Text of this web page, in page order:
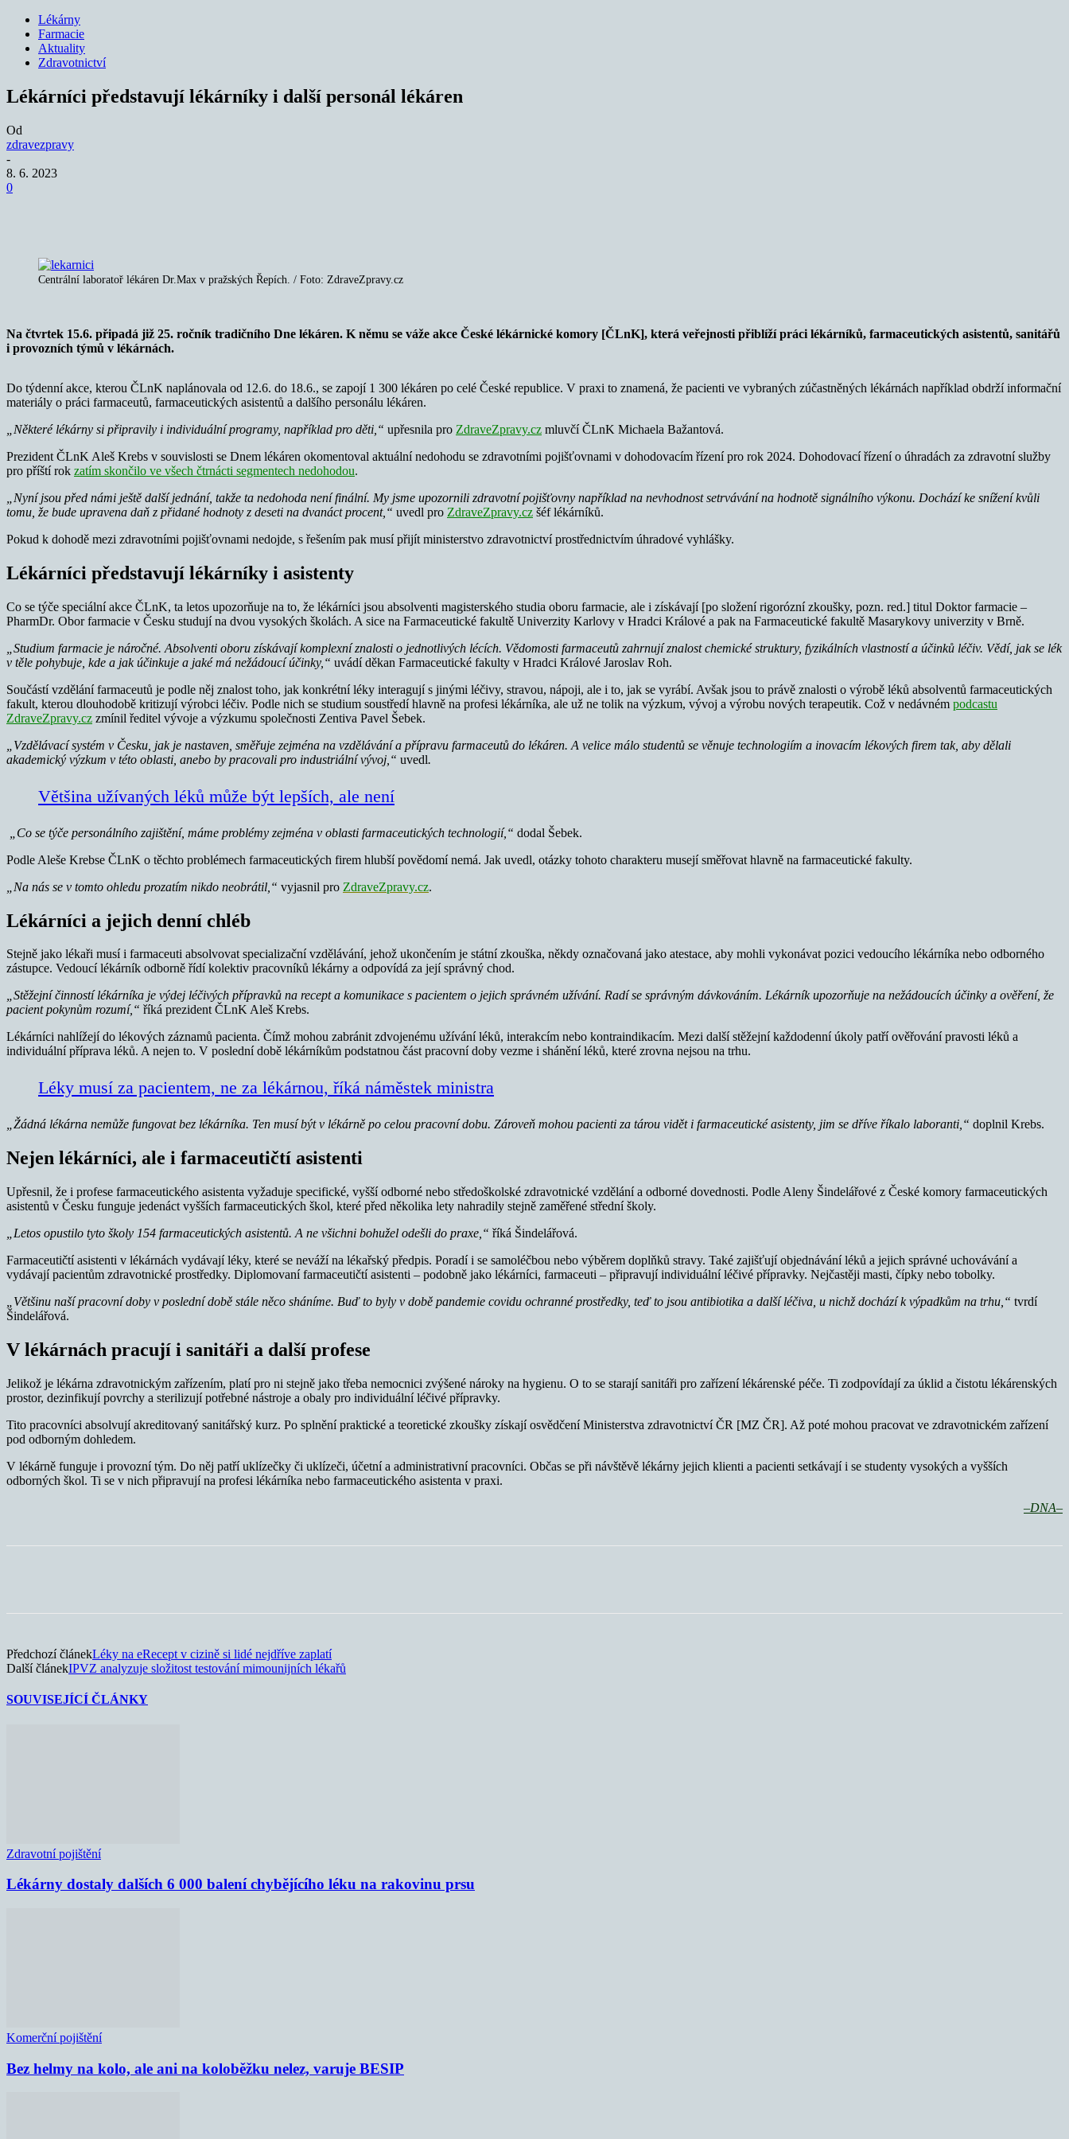
Lékárny
Farmacie
Aktuality
Zdravotnictví
Lékárníci představují lékárníky i další personál lékáren
Od
zdravezpravy
-
8. 6. 2023
0
Centrální laboratoř lékáren Dr.Max v pražských Řepích. / Foto: ZdraveZpravy.cz
Na čtvrtek 15.6. připadá již 25. ročník tradičního Dne lékáren. K němu se váže akce České lékárnické komory [ČLnK], která veřejnosti přiblíží práci lékárníků, farmaceutických asistentů, sanitářů
i provozních týmů v lékárnách.
Do týdenní akce, kterou ČLnK naplánovala od 12.6. do 18.6., se zapojí 1 300 lékáren po celé České republice. V praxi to znamená, že pacienti ve vybraných zúčastněných lékárnách například obdrží informační
materiály o práci farmaceutů, farmaceutických asistentů a dalšího personálu lékáren.
„Některé lékárny si připravily i individuální programy, například pro děti,“ upřesnila pro ZdraveZpravy.cz mluvčí ČLnK Michaela Bažantová.
Prezident ČLnK Aleš Krebs v souvislosti se Dnem lékáren okomentoval aktuální nedohodu se zdravotními pojišťovnami v dohodovacím řízení pro rok 2024. Dohodovací řízení o úhradách za zdravotní služby
pro příští rok zatím skončilo ve všech čtrnácti segmentech nedohodou.
„Nyní jsou před námi ještě další jednání, takže ta nedohoda není finální. My jsme upozornili zdravotní pojišťovny například na nevhodnost setrvávání na hodnotě signálního výkonu. Dochází ke snížení kvůli
tomu, že bude upravena daň z přidané hodnoty z deseti na dvanáct procent,“ uvedl pro ZdraveZpravy.cz šéf lékárníků.
Pokud k dohodě mezi zdravotními pojišťovnami nedojde, s řešením pak musí přijít ministerstvo zdravotnictví prostřednictvím úhradové vyhlášky.
Lékárníci představují lékárníky i asistenty
Co se týče speciální akce ČLnK, ta letos upozorňuje na to, že lékárníci jsou absolventi magisterského studia oboru farmacie, ale i získávají [po složení rigorózní zkoušky, pozn. red.] titul Doktor farmacie –
PharmDr. Obor farmacie v Česku studují na dvou vysokých školách. A sice na Farmaceutické fakultě Univerzity Karlovy v Hradci Králové a pak na Farmaceutické fakultě Masarykovy univerzity v Brně.
„Studium farmacie je náročné. Absolventi oboru získávají komplexní znalosti o jednotlivých lécích. Vědomosti farmaceutů zahrnují znalost chemické struktury, fyzikálních vlastností a účinků léčiv. Vědí, jak se lék
v těle pohybuje, kde a jak účinkuje a jaké má nežádoucí účinky,“ uvádí děkan Farmaceutické fakulty v Hradci Králové Jaroslav Roh.
Součástí vzdělání farmaceutů je podle něj znalost toho, jak konkrétní léky interagují s jinými léčivy, stravou, nápoji, ale i to, jak se vyrábí. Avšak jsou to právě znalosti o výrobě léků absolventů farmaceutických
fakult, kterou dlouhodobě kritizují výrobci léčiv. Podle nich se studium soustředí hlavně na profesi lékárníka, ale už ne tolik na výzkum, vývoj a výrobu nových terapeutik. Což v nedávném podcastu
ZdraveZpravy.cz zmínil ředitel vývoje a výzkumu společnosti Zentiva Pavel Šebek.
„Vzdělávací systém v Česku, jak je nastaven, směřuje zejména na vzdělávání a přípravu farmaceutů do lékáren. A velice málo studentů se věnuje technologiím a inovacím lékových firem tak, aby dělali
akademický výzkum v této oblasti, anebo by pracovali pro industriální vývoj,“ uvedl.
Většina užívaných léků může být lepších, ale není
„Co se týče personálního zajištění, máme problémy zejména v oblasti farmaceutických technologií,“ dodal Šebek.
Podle Aleše Krebse ČLnK o těchto problémech farmaceutických firem hlubší povědomí nemá. Jak uvedl, otázky tohoto charakteru musejí směřovat hlavně na farmaceutické fakulty.
„Na nás se v tomto ohledu prozatím nikdo neobrátil,“ vyjasnil pro ZdraveZpravy.cz.
Lékárníci a jejich denní chléb
Stejně jako lékaři musí i farmaceuti absolvovat specializační vzdělávání, jehož ukončením je státní zkouška, někdy označovaná jako atestace, aby mohli vykonávat pozici vedoucího lékárníka nebo odborného
zástupce. Vedoucí lékárník odborně řídí kolektiv pracovníků lékárny a odpovídá za její správný chod.
„Stěžejní činností lékárníka je výdej léčivých přípravků na recept a komunikace s pacientem o jejich správném užívání. Radí se správným dávkováním. Lékárník upozorňuje na nežádoucích účinky a ověření, že
pacient pokynům rozumí,“ říká prezident ČLnK Aleš Krebs.
Lékárníci nahlížejí do lékových záznamů pacienta. Čímž mohou zabránit zdvojenému užívání léků, interakcím nebo kontraindikacím. Mezi další stěžejní každodenní úkoly patří ověřování pravosti léků a
individuální příprava léků. A nejen to. V poslední době lékárníkům podstatnou část pracovní doby vezme i shánění léků, které zrovna nejsou na trhu.
Léky musí za pacientem, ne za lékárnou, říká náměstek ministra
„Žádná lékárna nemůže fungovat bez lékárníka. Ten musí být v lékárně po celou pracovní dobu. Zároveň mohou pacienti za tárou vidět i farmaceutické asistenty, jim se dříve říkalo laboranti,“ doplnil Krebs.
Nejen lékárníci, ale i farmaceutičtí asistenti
Upřesnil, že i profese farmaceutického asistenta vyžaduje specifické, vyšší odborné nebo středoškolské zdravotnické vzdělání a odborné dovednosti. Podle Aleny Šindelářové z České komory farmaceutických
asistentů v Česku funguje jedenáct vyšších farmaceutických škol, které před několika lety nahradily stejně zaměřené střední školy.
„Letos opustilo tyto školy 154 farmaceutických asistentů. A ne všichni bohužel odešli do praxe,“ říká Šindelářová.
Farmaceutičtí asistenti v lékárnách vydávají léky, které se neváží na lékařský předpis. Poradí i se samoléčbou nebo výběrem doplňků stravy. Také zajišťují objednávání léků a jejich správné uchovávání a
vydávají pacientům zdravotnické prostředky. Diplomovaní farmaceutičtí asistenti – podobně jako lékárníci, farmaceuti – připravují individuální léčivé přípravky. Nejčastěji masti, čípky nebo tobolky.
„Většinu naší pracovní doby v poslední době stále něco sháníme. Buď to byly v době pandemie covidu ochranné prostředky, teď to jsou antibiotika a další léčiva, u nichž dochází k výpadkům na trhu,“ tvrdí
Šindelářová.
V lékárnách pracují i sanitáři a další profese
Jelikož je lékárna zdravotnickým zařízením, platí pro ni stejně jako třeba nemocnici zvýšené nároky na hygienu. O to se starají sanitáři pro zařízení lékárenské péče. Ti zodpovídají za úklid a čistotu lékárenských
prostor, dezinfikují povrchy a sterilizují potřebné nástroje a obaly pro individuální léčivé přípravky.
Tito pracovníci absolvují akreditovaný sanitářský kurz. Po splnění praktické a teoretické zkoušky získají osvědčení Ministerstva zdravotnictví ČR [MZ ČR]. Až poté mohou pracovat ve zdravotnickém zařízení
pod odborným dohledem.
V lékárně funguje i provozní tým. Do něj patří uklízečky či uklízeči, účetní a administrativní pracovníci. Občas se při návštěvě lékárny jejich klienti a pacienti setkávají i se studenty vysokých a vyšších
odborných škol. Ti se v nich připravují na profesi lékárníka nebo farmaceutického asistenta v praxi.
–DNA–
Předchozí článekLéky na eRecept v cizině si lidé nejdříve zaplatí
Další článekIPVZ analyzuje složitost testování mimounijních lékařů
SOUVISEJÍCÍ ČLÁNKY
Zdravotní pojištění
Lékárny dostaly dalších 6 000 balení chybějícího léku na rakovinu prsu
Komerční pojištění
Bez helmy na kolo, ale ani na koloběžku nelez, varuje BESIP